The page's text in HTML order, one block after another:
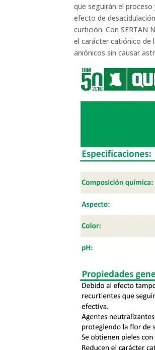
que seguirán el
efecto de
curtición. Con SERTAN
el carácter catiónico de
aniónicos sin causar